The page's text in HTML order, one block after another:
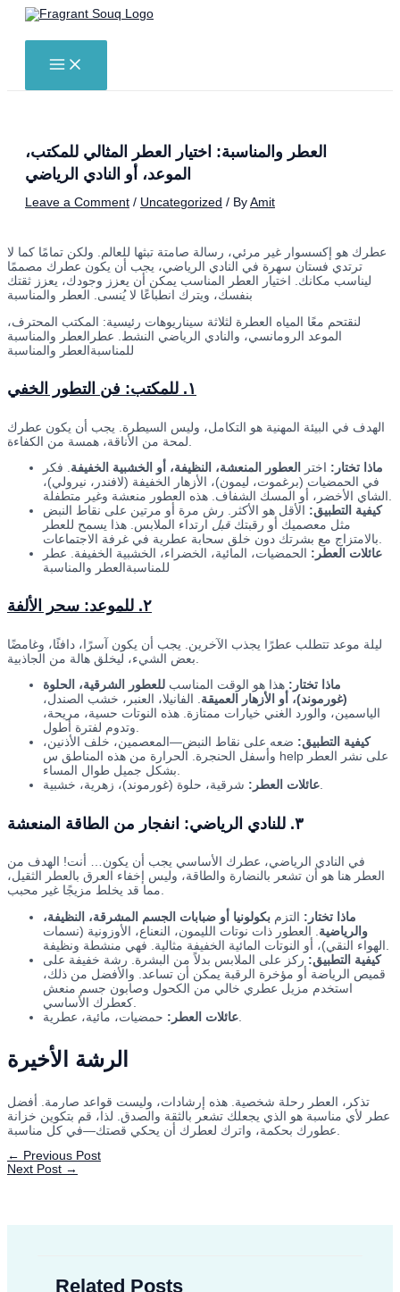
Skip
content
MAIN
MENU
العطر والمناسبة: اختيار العطر المثالي للمكتب،
الموعد، أو النادي الرياضي
Leave a Comment / Uncategorized / By Amit
عطرك هو إكسسوار غير مرئي، رسالة صامتة تبثها للعالم. ولكن تمامًا كما لا
ترتدي فستان سهرة في النادي الرياضي، يجب أن يكون عطرك مصممًا
ليناسب مكانك. اختيار العطر المناسب يمكن أن يعزز وجودك، يعزز ثقتك
بنفسك، ويترك انطباعًا لا يُنسى. العطر والمناسبة
لنقتحم معًا المياه العطرة لثلاثة سيناريوهات رئيسية: المكتب المحترف،
الموعد الرومانسي، والنادي الرياضي النشط. عطرالعطر والمناسبة
للمناسبةالعطر والمناسبة
١. للمكتب: فن التطور الخفي
الهدف في البيئة المهنية هو التكامل، وليس السيطرة. يجب أن يكون عطرك
ماذا تختار: اختر العطور المنعشة، النظيفة، أو الخشبية الخفيفة. فكر
في الحمضيات (برغموت، ليمون)، الأزهار الخفيفة (لافندر، نيرولي)،
الشاي الأخضر، أو المسك الشفاف. هذه العطور منعشة وغير متطفلة.
كيفية التطبيق: الأقل هو الأكثر. رش مرة أو مرتين على نقاط النبض
مثل معصميك أو رقبتك قبل ارتداء الملابس. هذا يسمح للعطر
بالامتزاج مع بشرتك دون خلق سحابة عطرية في غرفة الاجتماعات.
عائلات العطر: الحمضيات، المائية، الخضراء، الخشبية الخفيفة. عطر
للمناسبةالعطر والمناسبة
٢. للموعد: سحر الألفة
ليلة موعد تتطلب عطرًا يجذب الآخرين. يجب أن يكون آسرًا، دافئًا، وغامضًا
ماذا تختار: هذا هو الوقت المناسب للعطور الشرقية، الحلوة
(غورموند)، أو الأزهار العميقة. الفانيلا، العنبر، خشب الصندل،
الياسمين، والورد الغني خيارات ممتازة. هذه النوتات حسية، مريحة،
وتدوم لفترة أطول.
كيفية التطبيق: ضعه على نقاط النبض—المعصمين، خلف الأذنين،
وأسفل الحنجرة. الحرارة من هذه المناطق س help على نشر العطر
بشكل جميل طوال المساء.
عائلات العطر:شرقية، حلوة (غورموند)، زهرية، خشبية.
٣. للنادي الرياضي: انفجار من الطاقة المنعشة
في النادي الرياضي، عطرك الأساسي يجب أن يكون… أنت! الهدف من
العطر هنا هو أن تشعر بالنضارة والطاقة، وليس إخفاء العرق بالعطر الثقيل،
ماذا تختار: التزم بكولونيا أو ضبابات الجسم المشرقة، النظيفة،
والرياضية . العطور ذات نوتات الليمون، النعناع، الأوزونية (نسمات
كيفية التطبيق: ركز على الملابس بدلاً من البشرة. رشة خفيفة على
قميص الرياضة أو مؤخرة الرقبة يمكن أن تساعد. والأفضل من ذلك،
استخدم مزيل عطري خالي من الكحول وصابون جسم منعش
عائلات العطر:
الرشة الأخيرة
تذكر، العطر رحلة شخصية. هذه إرشادات، وليست قواعد صارمة. أفضل
عطر لأي مناسبة هو الذي يجعلك تشعر بالثقة والصدق. لذا، قم بتكوين خزانة
← Previous Post
Next Post →
Related Posts